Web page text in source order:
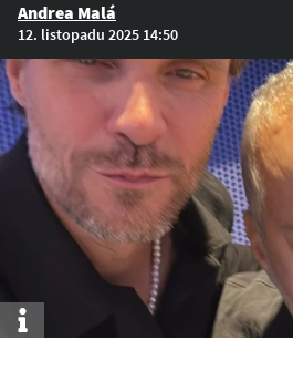
Andrea Malá
12. listopadu 2025 14:50
Info